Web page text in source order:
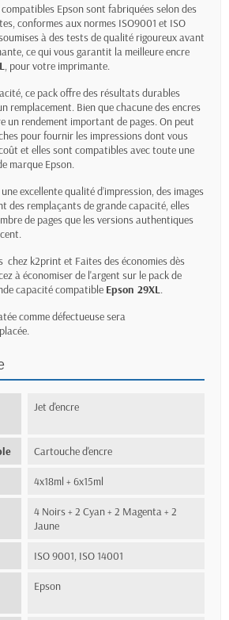
Epson sont fabriquées selon des
conformes aux normes ISO9001 et ISO
à des tests de qualité rigoureux avant
ce qui vous garantit la meilleure encre
, pour votre imprimante.
ce pack offre des résultats durables
remplacement. Bien que chacune des encres
un rendement important de pages. On peut
pour fournir les impressions dont vous
et elles sont compatibles avec toute une
marque Epson.
excellente qualité d’impression, des images
des remplaçants de grande capacité, elles
de pages que les versions authentiques
chez k2print et Faites des économies dès
à économiser de l'argent sur le pack de
capacité compatible Epson 29XL.
comme défectueuse sera
Jet d'encre
Cartouche d'encre
4x18ml + 6x15ml
4 Noirs + 2 Cyan + 2 Magenta + 2
Jaune
ISO 9001, ISO 14001
Epson